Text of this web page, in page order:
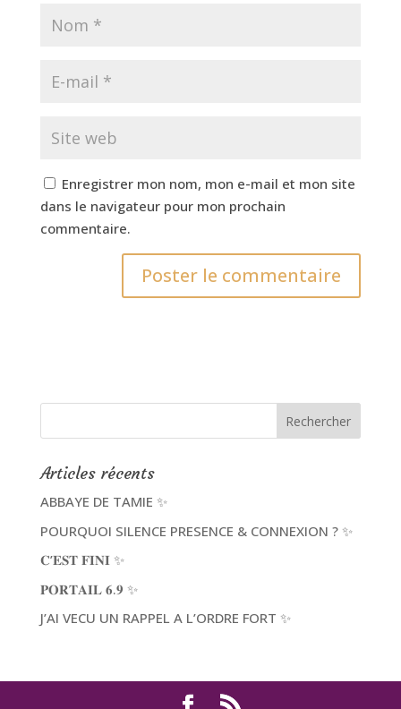
Enregistrer mon nom, mon e-mail et mon site
dans le navigateur pour mon prochain
commentaire.
Articles récents
ABBAYE DE TAMIE ✨
POURQUOI SILENCE PRESENCE & CONNEXION ? ✨
𝐂’𝐄𝐒𝐓 𝐅𝐈𝐍𝐈 ✨
𝐏𝐎𝐑𝐓𝐀𝐈𝐋 𝟔.𝟗 ✨
J’AI VECU UN RAPPEL A L’ORDRE FORT ✨